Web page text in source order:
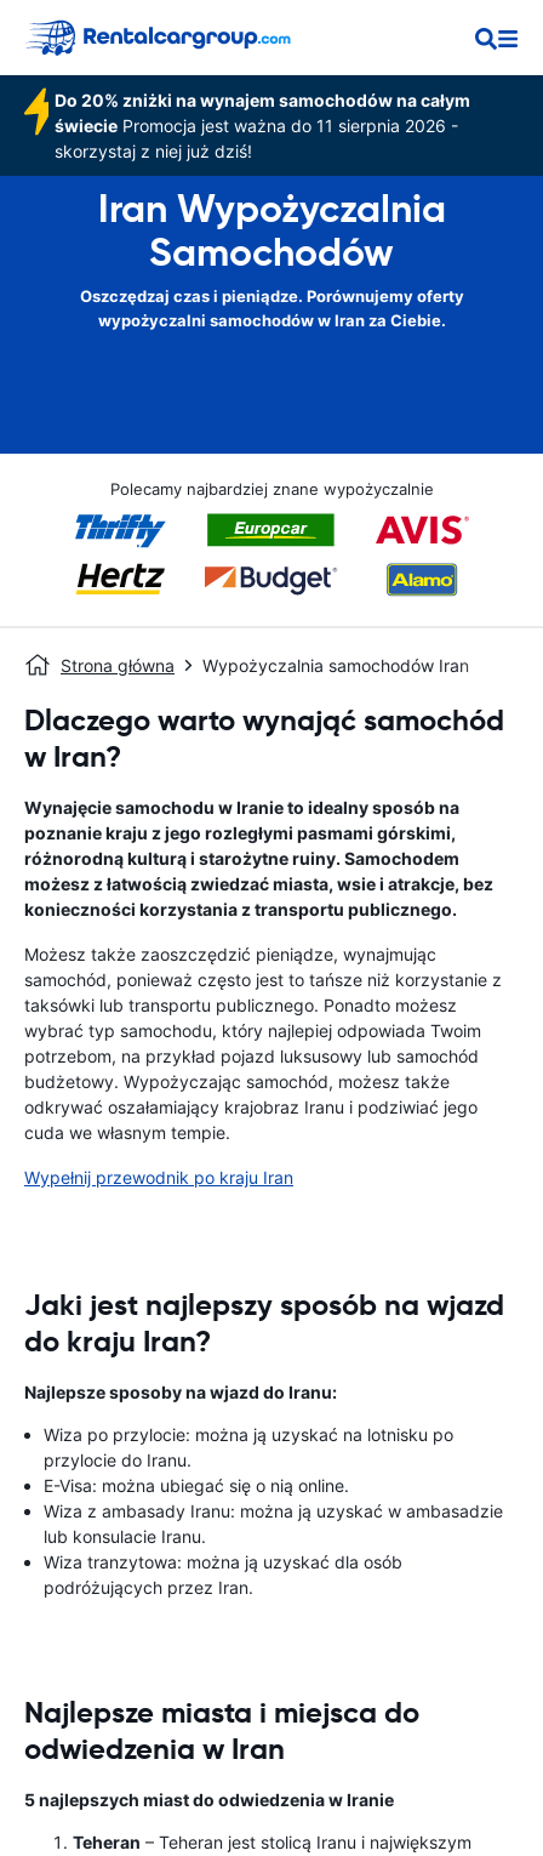
Do 20% zniżki na wynajem samochodów na całym
świeciePromocja jest ważna do 11 sierpnia 2026 -
skorzystaj z niej już dziś!
Iran Wypożyczalnia
Samochodów
Oszczędzaj czas i pieniądze. Porównujemy oferty
wypożyczalni samochodów w Iran za Ciebie.
Polecamy najbardziej znane wypożyczalnie
Strona główna Wypożyczalnia samochodów Iran
Dlaczego warto wynająć samochód
w Iran?
Wynajęcie samochodu w Iranie to idealny sposób na
poznanie kraju z jego rozległymi pasmami górskimi,
różnorodną kulturą i starożytne ruiny. Samochodem
możesz z łatwością zwiedzać miasta, wsie i atrakcje, bez
konieczności korzystania z transportu publicznego.
Możesz także zaoszczędzić pieniądze, wynajmując
samochód, ponieważ często jest to tańsze niż korzystanie z
taksówki lub transportu publicznego. Ponadto możesz
wybrać typ samochodu, który najlepiej odpowiada Twoim
potrzebom, na przykład pojazd luksusowy lub samochód
budżetowy. Wypożyczając samochód, możesz także
odkrywać oszałamiający krajobraz Iranu i podziwiać jego
cuda we własnym tempie.
Wypełnij przewodnik po kraju Iran
Jaki jest najlepszy sposób na wjazd
do kraju Iran?
Najlepsze sposoby na wjazd do Iranu:
Wiza po przylocie: można ją uzyskać na lotnisku po
przylocie do Iranu.
E-Visa: można ubiegać się o nią online.
Wiza z ambasady Iranu: można ją uzyskać w ambasadzie
lub konsulacie Iranu.
Wiza tranzytowa: można ją uzyskać dla osób
podróżujących przez Iran.
Najlepsze miasta i miejsca do
odwiedzenia w Iran
5 najlepszych miast do odwiedzenia w Iranie
Teheran – Teheran jest stolicą Iranu i największym